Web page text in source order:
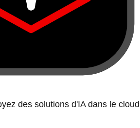
des solutions d'IA dans le cloud